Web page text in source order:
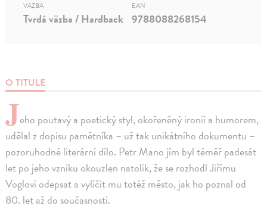
O TITULE
Jeho poutavý a poetický styl, okořeněný ironií a humorem,
udělal z dopisu pamětníka – už tak unikátního dokumentu –
pozoruhodné literární dílo. Petr Mano jím byl téměř padesát
let po jeho vzniku okouzlen natolik, že se rozhodl Jiřímu
Voglovi odepsat a vylíčit mu totéž město, jak ho poznal od
80. let až do současnosti.
VÄZBA
Tvrdá väzba / Hardback
EAN
9788088268154